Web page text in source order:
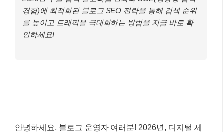
경험)에 최적화된 블로그 SEO 전략을 통해 검색 순위
를 높이고 트래픽을 극대화하는 방법을 지금 바로 확
인하세요!
안녕하세요, 블로그 운영자 여러분! 2026년, 디지털 세